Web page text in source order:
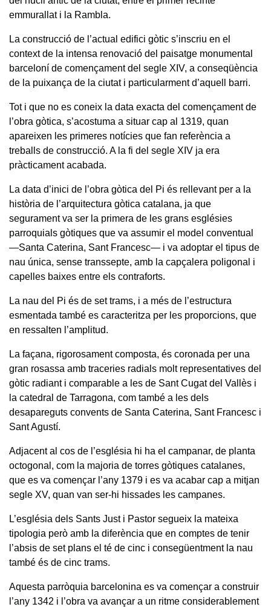
emmurallat i la Rambla.
La construcció de l’actual edifici gòtic s’inscriu en el
context de la intensa renovació del paisatge monumental
barceloní de començament del segle XIV, a conseqüència
de la puixança de la ciutat i particularment d’aquell barri.
Tot i que no es coneix la data exacta del començament de
l’obra gòtica, s’acostuma a situar cap al 1319, quan
apareixen les primeres notícies que fan referència a
treballs de construcció. A la fi del segle XIV ja era
pràcticament acabada.
La data d’inici de l’obra gòtica del Pi és rellevant per a la
història de l’arquitectura gòtica catalana, ja que
segurament va ser la primera de les grans esglésies
parroquials gòtiques que va assumir el model conventual
—Santa Caterina, Sant Francesc— i va adoptar el tipus de
nau única, sense transsepte, amb la capçalera poligonal i
capelles baixes entre els contraforts.
La nau del Pi és de set trams, i a més de l’estructura
esmentada també es caracteritza per les proporcions, que
en ressalten l’amplitud.
La façana, rigorosament composta, és coronada per una
gran rosassa amb traceries radials molt representatives del
gòtic radiant i comparable a les de Sant Cugat del Vallès i
la catedral de Tarragona, com també a les dels
desapareguts convents de Santa Caterina, Sant Francesc i
Sant Agustí.
Adjacent al cos de l’església hi ha el campanar, de planta
octogonal, com la majoria de torres gòtiques catalanes,
que es va començar l’any 1379 i es va acabar cap a mitjan
segle XV, quan van ser-hi hissades les campanes.
L’església dels Sants Just i Pastor segueix la mateixa
tipologia però amb la diferència que en comptes de tenir
l’absis de set plans el té de cinc i consegüentment la nau
també és de cinc trams.
Aquesta parròquia barcelonina es va començar a construir
l’any 1342 i l’obra va avançar a un ritme considerablement